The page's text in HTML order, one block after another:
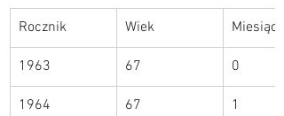
Rocznik Wiek Miesiące
1963 67 0
1964 67 1